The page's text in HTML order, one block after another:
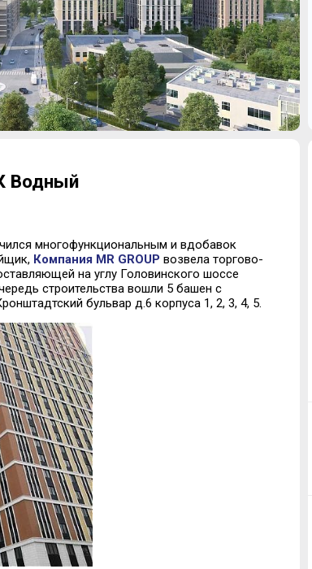
Водный
многофункциональным и вдобавок
Компания MR GROUP возвела торгово-
на углу Головинского шоссе
строительства вошли 5 башен с
бульвар д.6 корпуса1, 2, 3, 4, 5.